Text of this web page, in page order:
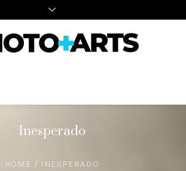
Inesperado
HOME / INESPERADO